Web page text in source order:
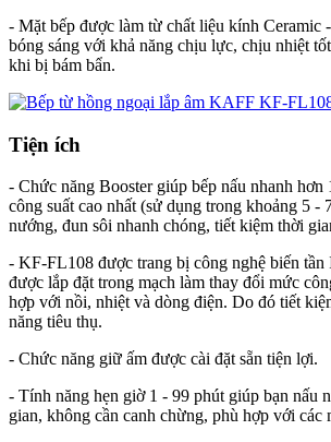
- Mặt bếp được làm từ chất liệu kính Ceramic
bóng sáng với khả năng chịu lực, chịu nhiệt
khi bị bám bẩn.
Tiện ích
- Chức năng Booster giúp bếp nấu nhanh hơn
công suất cao nhất (sử dụng trong khoảng 5 -
nướng, đun sôi nhanh chóng, tiết kiệm thời
- KF-FL108 được trang bị công nghệ biến
được lắp đặt trong mạch làm thay đổi mức
hợp với nồi, nhiệt và dòng điện. Do đó tiết
năng tiêu thụ.
- Chức năng giữ ấm được cài đặt sẵn tiện lợi.
- Tính năng hẹn giờ 1 - 99 phút giúp bạn nấu
gian, không cần canh chừng, phù hợp với các